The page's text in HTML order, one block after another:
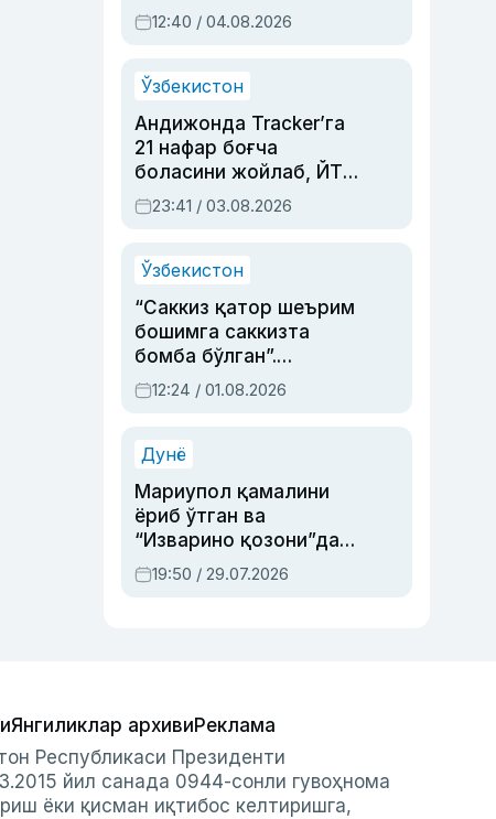
интеллектни бошқара
олмай қолишидан
12:40 / 04.08.2026
Ўзбекистон
Андижонда Tracker’га
21 нафар боғча
боласини жойлаб, ЙТҲ
содир этган аёлга суд
ҳукми ўқилди
23:41 / 03.08.2026
Ўзбекистон
“Саккиз қатор шеърим
бошимга саккизта
бомба бўлган”.
Абдулла Ориповни
сиёсий айбловлардан
12:24 / 01.08.2026
Дунё
Мариупол қамалини
ёриб ўтган ва
“Изварино қозони”дан
чиққан қаҳрамон —
Украина армияси бош
19:50 / 29.07.2026
Янгиликлар архивиРеклама
Республикаси Президенти
йил санада 0944-сонли гувоҳнома
ёки қисман иқтибос келтиришга,